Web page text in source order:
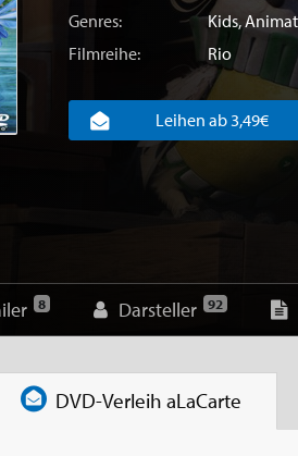
Genres:
Kids,
Filmreihe:
Rio
Leihen ab 3,49€
8 Darsteller 92
DVD-Verleih aLaCarte